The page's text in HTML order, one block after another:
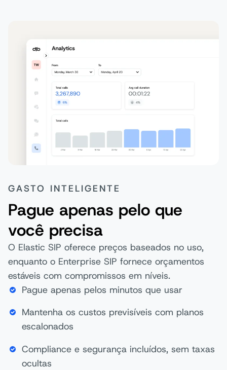
GASTO INTELIGENTE
Pague apenas pelo que
você precisa
O Elastic SIP oferece preços baseados no uso,
enquanto o Enterprise SIP fornece orçamentos
estáveis com compromissos em níveis.
Pague apenas pelos minutos que usar
Mantenha os custos previsíveis com planos
escalonados
Compliance e segurança incluídos, sem taxas
ocultas